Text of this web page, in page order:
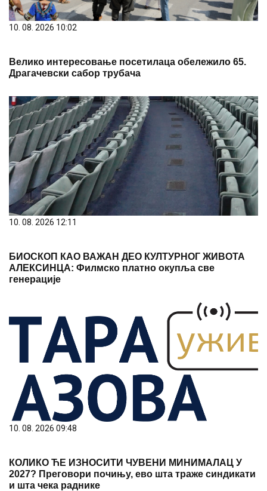
10. 08. 2026 10:02
Велико интересовање посетилаца обележило 65.
Драгачевски сабор трубача
10. 08. 2026 12:11
БИОСКОП КАО ВАЖАН ДЕО КУЛТУРНОГ ЖИВОТА
АЛЕКСИНЦА: Филмско платно окупља све
генерације
10. 08. 2026 09:48
КОЛИКО ЋЕ ИЗНОСИТИ ЧУВЕНИ МИНИМАЛАЦ У
2027? Преговори почињу, ево шта траже синдикати
и шта чека раднике